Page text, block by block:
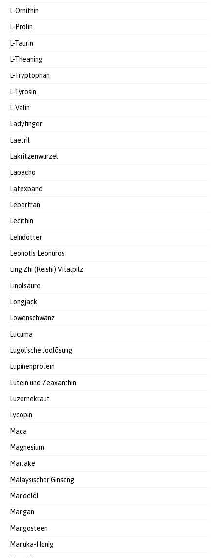
L-Ornithin
L-Prolin
L-Taurin
L-Theaning
L-Tryptophan
L-Tyrosin
L-Valin
Ladyfinger
Laetril
Lakritzenwurzel
Lapacho
Latexband
Lebertran
Lecithin
Leindotter
Leonotis Leonuros
Ling Zhi (Reishi) Vitalpilz
Linolsäure
Longjack
Löwenschwanz
Lucuma
Lugol`sche Jodlösung
Lupinenprotein
Lutein und Zeaxanthin
Luzernekraut
Lycopin
Maca
Magnesium
Maitake
Malaysischer Ginseng
Mandelöl
Mangan
Mangosteen
Manuka-Honig